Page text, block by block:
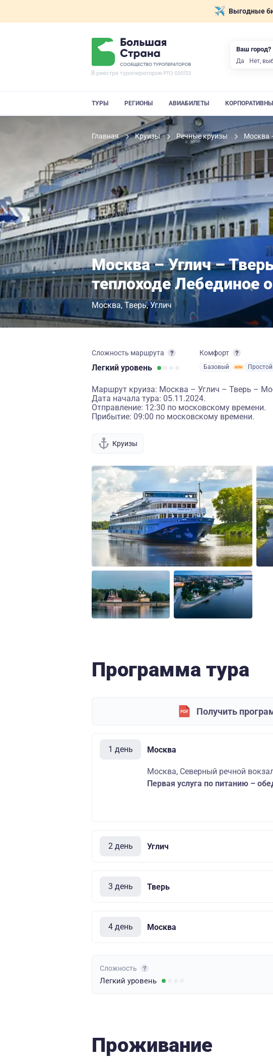
Выгодные
ТУРЫ РЕГИОНЫ АВИАБИЛЕТЫ
Главная Круизы Речные круизы Москва
Москва – Углич –
теплоходе Лебединое
Москва Тверь Углич
Сложность маршрута
Легкий уровень
Комфорт
Базовый Простой
Маршрут круиза: Москва – Углич – Тверь –
Дата начала тура: 05.11.2024.
Отправление: 12:30 по московскому времени.
Прибытие: 09:00 по московскому времени.
Круизы
Программа тура
Получить
1 день Москва
Москва, Северный речной
Первая услуга по питанию –
2 день Углич
3 день Тверь
4 день Москва
Сложность
Легкий уровень
Проживание
Ваш город?
Да Нет,